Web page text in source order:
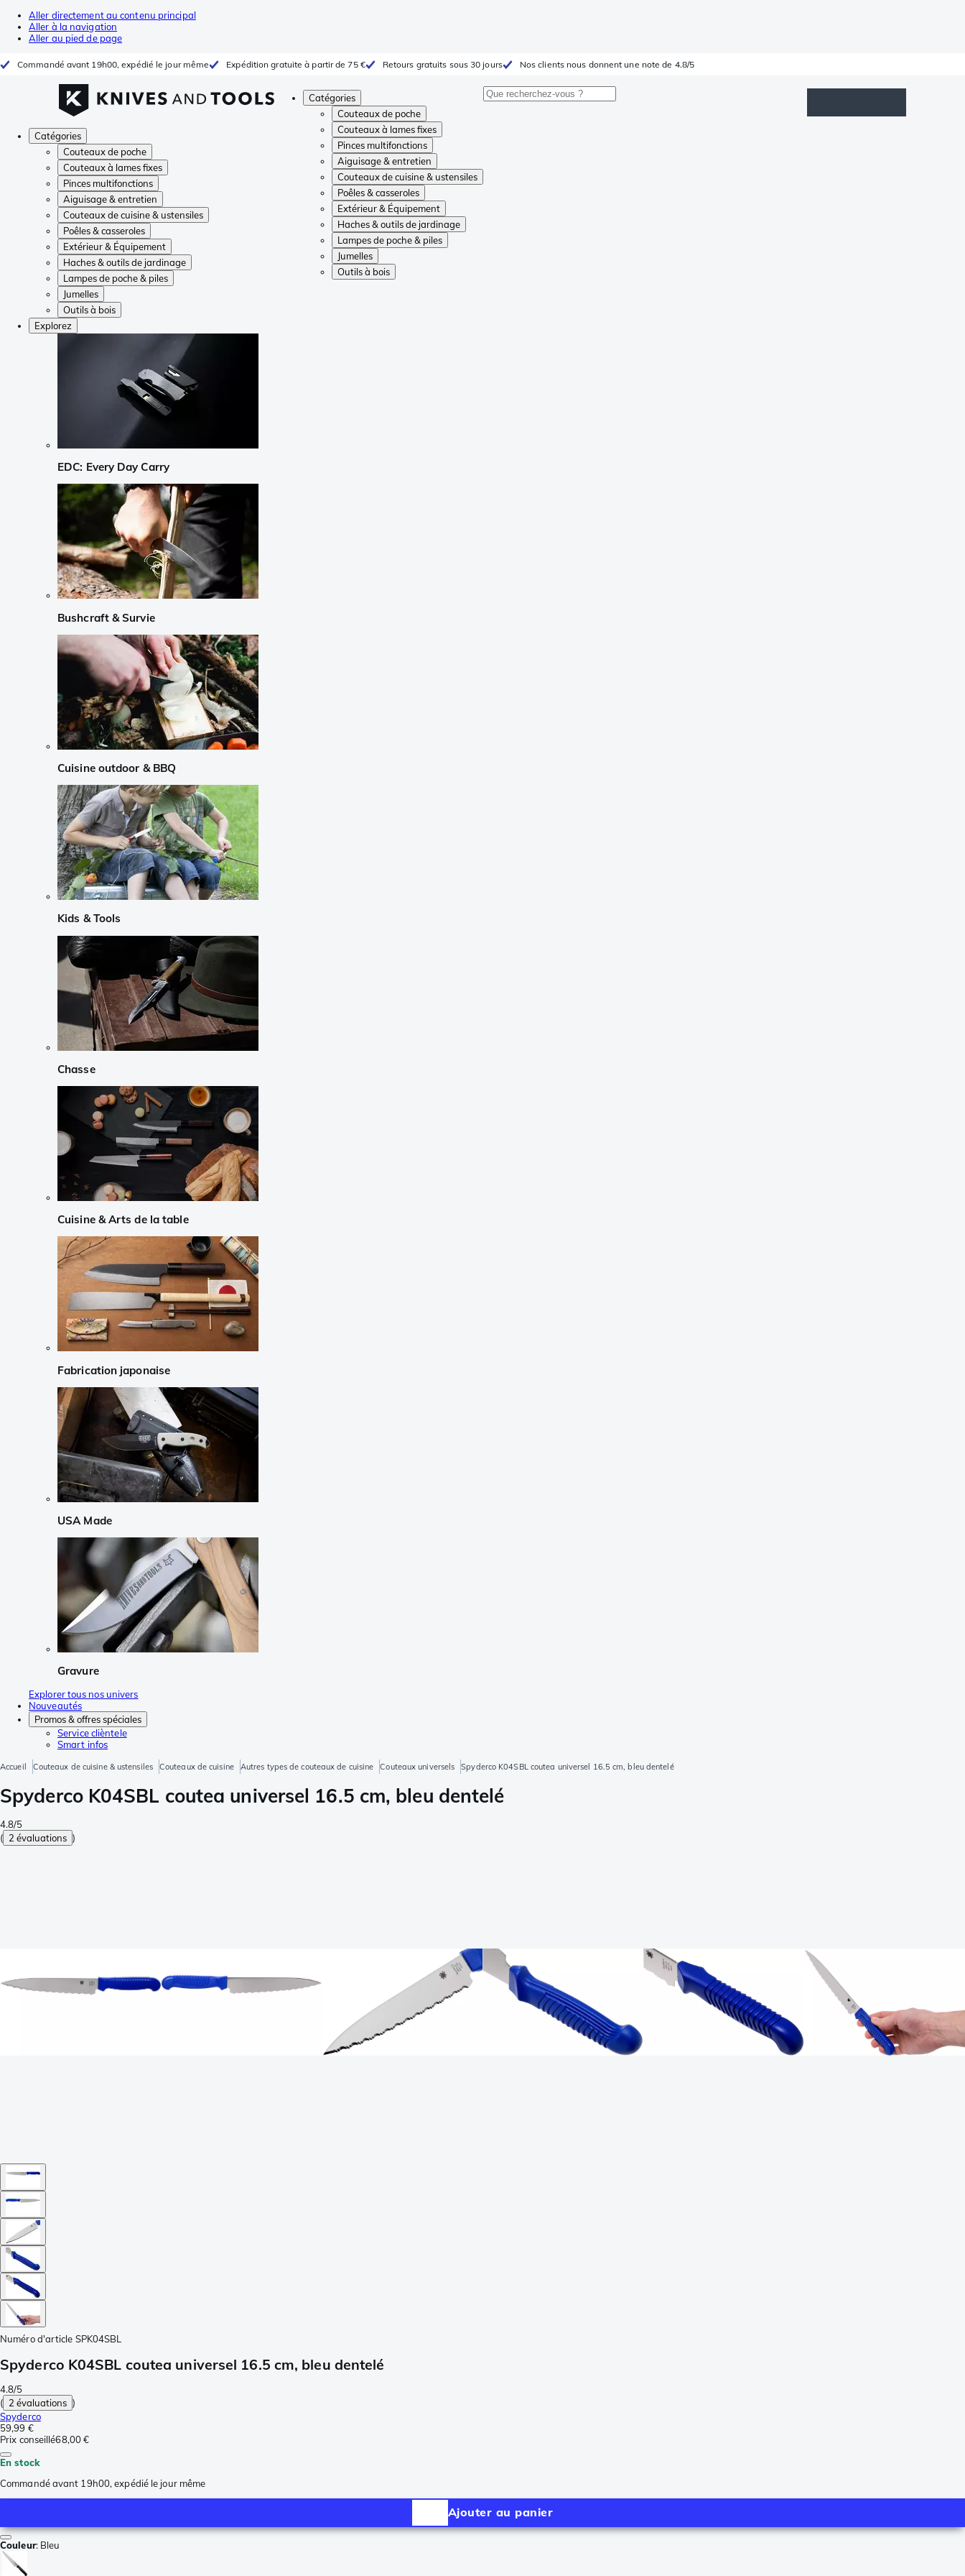
Aller directement au contenu principal
Aller à la navigation
Aller au pied de page
Commandé avant 19h00, expédié le jour même Expédition gratuite à partir de 75 € Retours gratuits sous 30 jours Nos clients nous donnent une note de 4.8/5
Catégories
Couteaux de poche
Couteaux à lames fixes
Pinces multifonctions
Aiguisage & entretien
Couteaux de cuisine & ustensiles
Poêles & casseroles
Extérieur & Équipement
Haches & outils de jardinage
Lampes de poche & piles
Jumelles
Outils à bois
Catégories
Couteaux de poche
Couteaux à lames fixes
Pinces multifonctions
Aiguisage & entretien
Couteaux de cuisine & ustensiles
Poêles & casseroles
Extérieur & Équipement
Haches & outils de jardinage
Lampes de poche & piles
Jumelles
Outils à bois
Explorez
EDC: Every Day Carry
Bushcraft & Survie
Cuisine outdoor & BBQ
Kids & Tools
Chasse
Cuisine & Arts de la table
Fabrication japonaise
USA Made
Gravure
Explorer tous nos univers
Nouveautés
Promos & offres spéciales
Service clièntele
Smart infos
Accueil Couteaux de cuisine & ustensiles Couteaux de cuisine Autres types de couteaux de cuisine Couteaux universels Spyderco K04SBL coutea universel 16.5 cm, bleu dentelé
Spyderco K04SBL coutea universel 16.5 cm, bleu dentelé
4.8/5
( 2 évaluations )
Numéro d'article SPK04SBL
Spyderco K04SBL coutea universel 16.5 cm, bleu dentelé
4.8/5
( 2 évaluations )
Spyderco
59,99 €
Prix conseillé68,00 €
En stock
Commandé avant 19h00, expédié le jour même
Ajouter au panier
Couleur: Bleu